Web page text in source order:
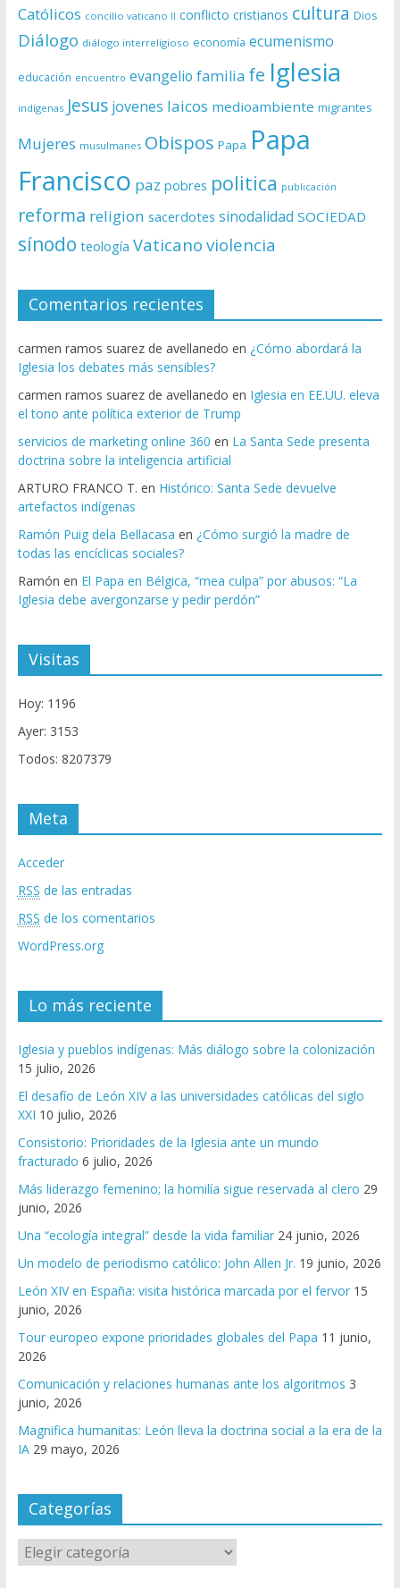
Católicos concilio vaticano II conflicto cristianos cultura Dios
Diálogo diálogo interreligioso economía ecumenismo
educación encuentro evangelio familia fe Iglesia
indígenas Jesus jovenes laicos medioambiente migrantes
Mujeres musulmanes Obispos Papa Papa
Francisco paz pobres politica publicación
reforma religion sacerdotes sinodalidad SOCIEDAD
sínodo teología Vaticano violencia
Comentarios recientes
carmen ramos suarez de avellanedo en ¿Cómo abordará la
Iglesia los debates más sensibles?
carmen ramos suarez de avellanedo en Iglesia en EE.UU. eleva
el tono ante política exterior de Trump
servicios de marketing online 360 en La Santa Sede presenta
doctrina sobre la inteligencia artificial
ARTURO FRANCO T. en Histórico: Santa Sede devuelve
artefactos indígenas
Ramón Puig dela Bellacasa en ¿Cómo surgió la madre de
todas las encíclicas sociales?
Ramón en El Papa en Bélgica, “mea culpa” por abusos: “La
Iglesia debe avergonzarse y pedir perdón”
Visitas
Hoy: 1196
Ayer: 3153
Todos: 8207379
Meta
Acceder
RSS de las entradas
RSS de los comentarios
WordPress.org
Lo más reciente
Iglesia y pueblos indígenas: Más diálogo sobre la colonización
15 julio, 2026
El desafío de León XIV a las universidades católicas del siglo
XXI 10 julio, 2026
Consistorio: Prioridades de la Iglesia ante un mundo
fracturado 6 julio, 2026
Más liderazgo femenino; la homilía sigue reservada al clero 29
junio, 2026
Una “ecología integral” desde la vida familiar 24 junio, 2026
Un modelo de periodismo católico: John Allen Jr. 19 junio, 2026
León XIV en España: visita histórica marcada por el fervor 15
junio, 2026
Tour europeo expone prioridades globales del Papa 11 junio,
2026
Comunicación y relaciones humanas ante los algoritmos 3
junio, 2026
Magnifica humanitas: León lleva la doctrina social a la era de la
IA 29 mayo, 2026
Categorías